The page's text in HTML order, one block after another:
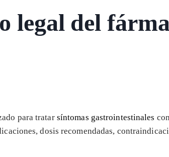
legal del
para tratar síntomas gastrointestinales
dosis recomendadas,